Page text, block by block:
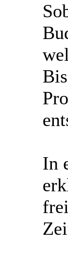
In